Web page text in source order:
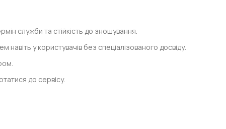
служби та стійкість до зношування.
навіть у користувачів без спеціалізованого досвіду.
до сервісу.